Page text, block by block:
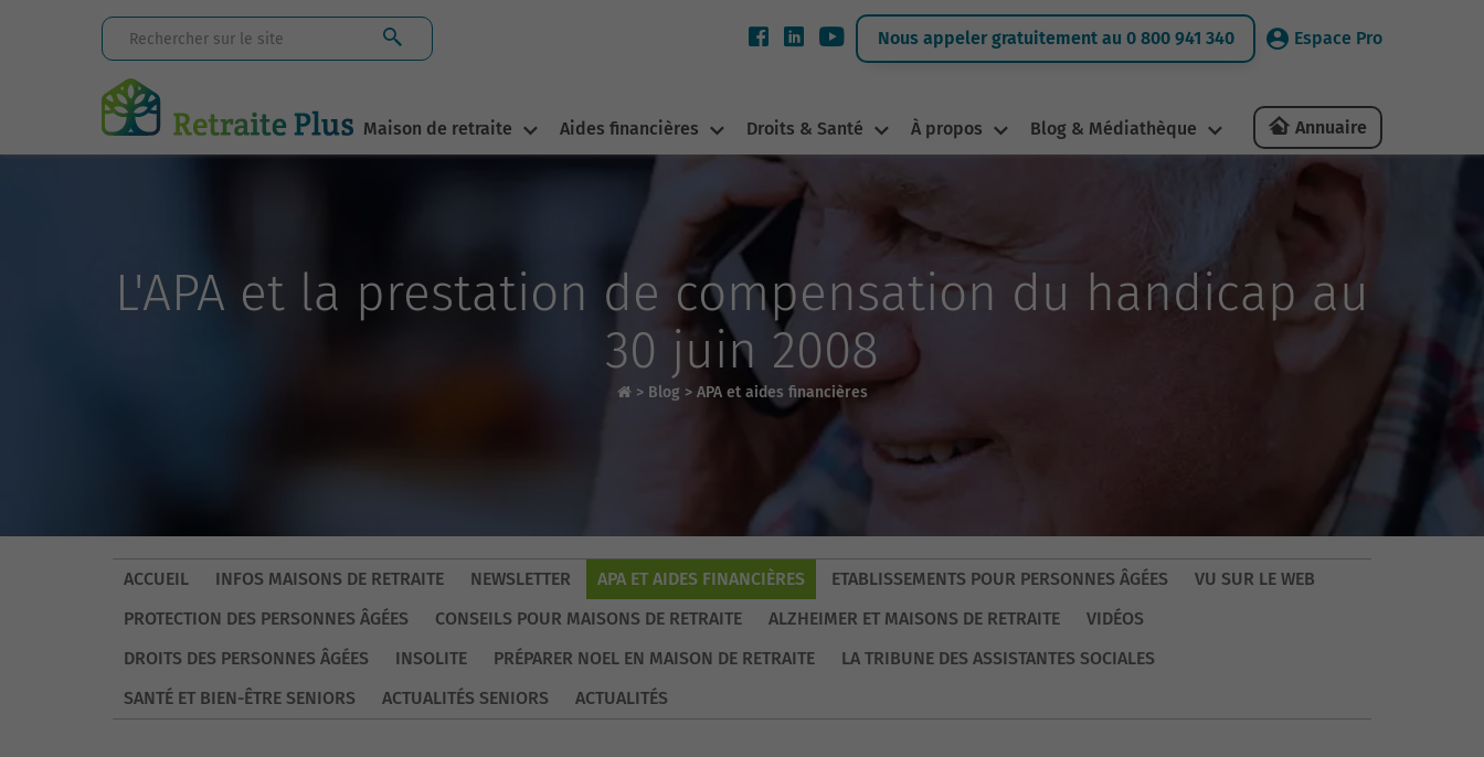
Nous appeler gratuitement au 0 800 941 340 Espace Pro
Maison de retraite Aides financières Droits & Santé À propos Blog & Médiathèque Annuaire
L'APA et la prestation de compensation du handicap au
30 juin 2008
> Blog > APA et aides financières
ACCUEIL INFOS MAISONS DE RETRAITE NEWSLETTER APA ET AIDES FINANCIÈRES ETABLISSEMENTS POUR PERSONNES ÂGÉES
VU SUR LE WEB
PROTECTION DES PERSONNES ÂGÉES
CONSEILS POUR MAISONS DE RETRAITE ALZHEIMER ET MAISONS DE RETRAITE
VIDÉOS
DROITS DES PERSONNES ÂGÉES
INSOLITE PRÉPARER NOEL EN MAISON DE RETRAITE
LA TRIBUNE DES ASSISTANTES SOCIALES
SANTÉ ET BIEN-ÊTRE SENIORS
ACTUALITÉS SENIORS ACTUALITÉS